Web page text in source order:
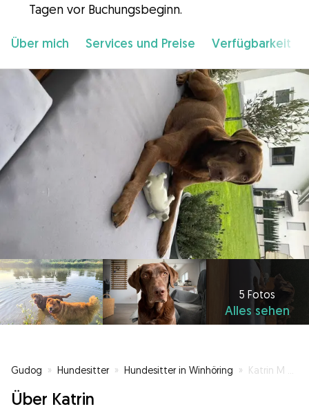
Tagen vor Buchungsbeginn.
Über mich Services und Preise Verfügbarkeit
5 Fotos
Alles sehen
Gudog » Hundesitter » Hundesitter in Winhöring » Katrin M aus Winhöring
Über Katrin